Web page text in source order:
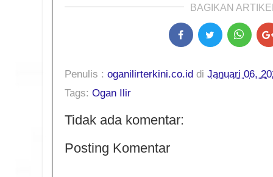
BAGIKAN
Penulis : oganilirterkini.co.id di Januari 06,
Tags: Ogan Ilir
Tidak ada komentar:
Posting Komentar